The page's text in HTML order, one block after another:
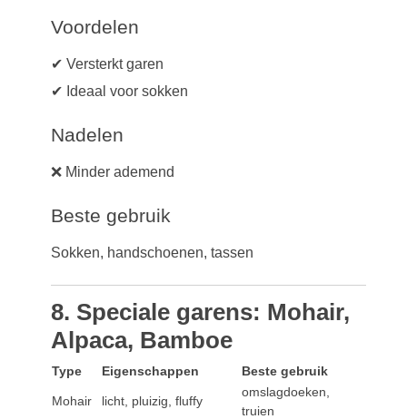
Voordelen
✔ Versterkt garen
✔ Ideaal voor sokken
Nadelen
❌ Minder ademend
Beste gebruik
Sokken, handschoenen, tassen
8. Speciale garens: Mohair,
Alpaca, Bamboe
Type Eigenschappen Beste gebruik
Mohair licht, pluizig, fluffy
omslagdoeken,
truien